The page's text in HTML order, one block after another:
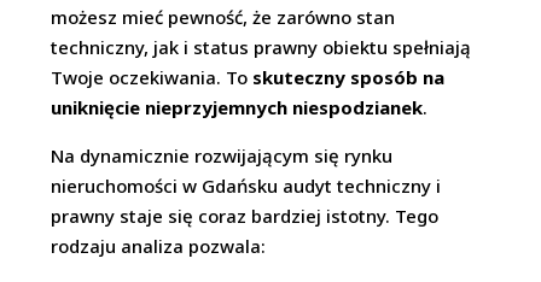
możesz mieć pewność, że zarówno stan
techniczny, jak i status prawny obiektu spełniają
Twoje oczekiwania. To skuteczny sposób na
uniknięcie nieprzyjemnych niespodzianek.
Na dynamicznie rozwijającym się rynku
nieruchomości w Gdańsku audyt techniczny i
prawny staje się coraz bardziej istotny. Tego
rodzaju analiza pozwala: